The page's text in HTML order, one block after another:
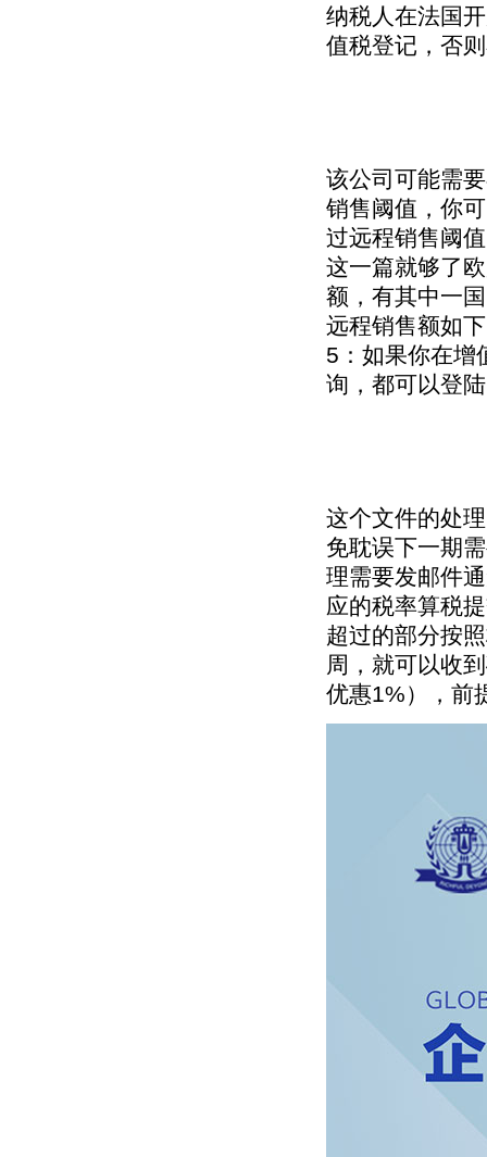
纳税人在法国
值税登记，否
该公司可能需
销售阈值，你
过远程销售阈
这一篇就够了
额，有其中一
远程销售额如
5：如果你在增
询，都可以登
这个文件的处
免耽误下一期
理需要发邮件
应的税率算税
超过的部分按
周，就可以收
优惠1%），前